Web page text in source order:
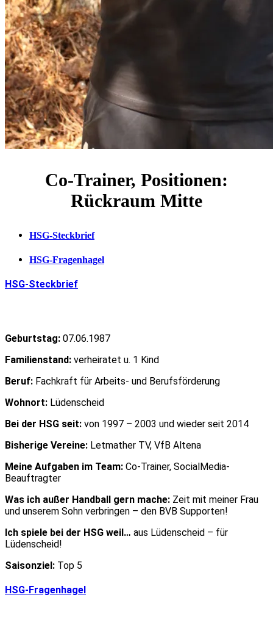
Co-Trainer, Positionen:
Rückraum Mitte
HSG-Steckbrief
HSG-Fragenhagel
HSG-Steckbrief
Geburtstag: 07.06.1987
Familienstand: verheiratet u. 1 Kind
Beruf: Fachkraft für Arbeits- und Berufsförderung
Wohnort: Lüdenscheid
Bei der HSG seit: von 1997 – 2003 und wieder seit 2014
Bisherige Vereine: Letmather TV, VfB Altena
Meine Aufgaben im Team: Co-Trainer, SocialMedia-
Beauftragter
Was ich außer Handball gern mache: Zeit mit meiner Frau
und unserem Sohn verbringen – den BVB Supporten!
Ich spiele bei der HSG weil… aus Lüdenscheid – für
Lüdenscheid!
Saisonziel: Top 5
HSG-Fragenhagel